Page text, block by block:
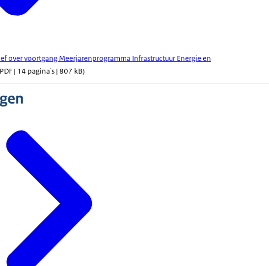
over voortgang Meerjarenprogramma Infrastructuur Energie en
| 14 pagina's | 807 kB)